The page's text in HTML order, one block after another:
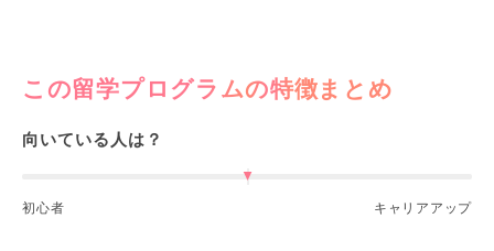
この留学プログラムの特徴まとめ
向いている人は？
初心者 キャリアアップ